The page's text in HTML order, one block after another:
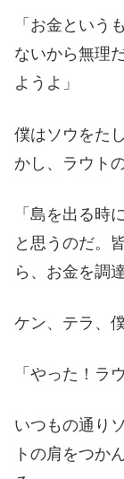
「お金という
ないから無理
ようよ」
僕はソウをた
かし、ラウト
「島を出る時
と思うのだ。
ら、お金を調
ケン、テラ、
「やった！ラ
いつもの通り
トの肩をつか